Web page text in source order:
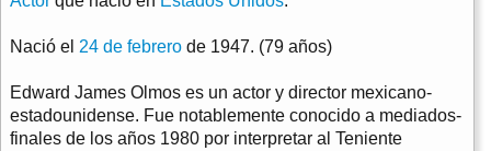
Nació el 24 de febrero de 1947. (79 años)
Edward James Olmos es un actor y director mexicano-
estadounidense. Fue notablemente conocido a mediados-
finales de los años 1980 por interpretar al Teniente